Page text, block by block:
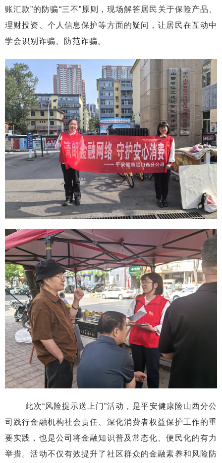
账汇款”的防骗“三不”原则，现场解答居民关于保险产品、
理财投资、个人信息保护等方面的疑问，让居民在互动中
学会识别诈骗、防范诈骗。
此次“风险提示送上门”活动，是平安健康险山西分公
司践行金融机构社会责任、深化消费者权益保护工作的重
要实践，也是公司将金融知识普及常态化、便民化的有力
举措。活动不仅有效提升了社区群众的金融素养和风险防